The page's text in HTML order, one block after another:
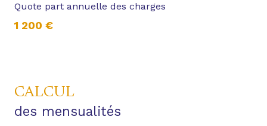
Quote part annuelle des charges
1 200 €
CALCUL
des mensualités